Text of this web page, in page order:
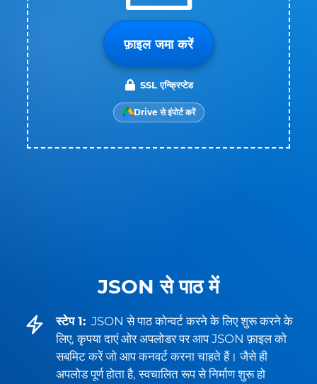
JSON से पाठ में
स्टेप 1: JSON से पाठ कोन्वर्ट करने के लिए शुरू करने के
लिए, कृपया दाएं ओर अपलोडर पर आप JSON फ़ाइल को
सबमिट करें जो आप कनवर्ट करना चाहते हैं। जैसे ही
अपलोड पूर्ण होता है, स्वचालित रूप से निर्माण शुरू हो
फ़ाइल जमा करें
SSL एन्क्रिप्टेड
Drive से इंपोर्ट करें